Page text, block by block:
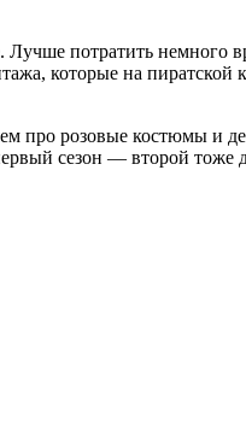
потратить немного
которые на пиратской
про розовые костюмы и
сезон — второй тоже